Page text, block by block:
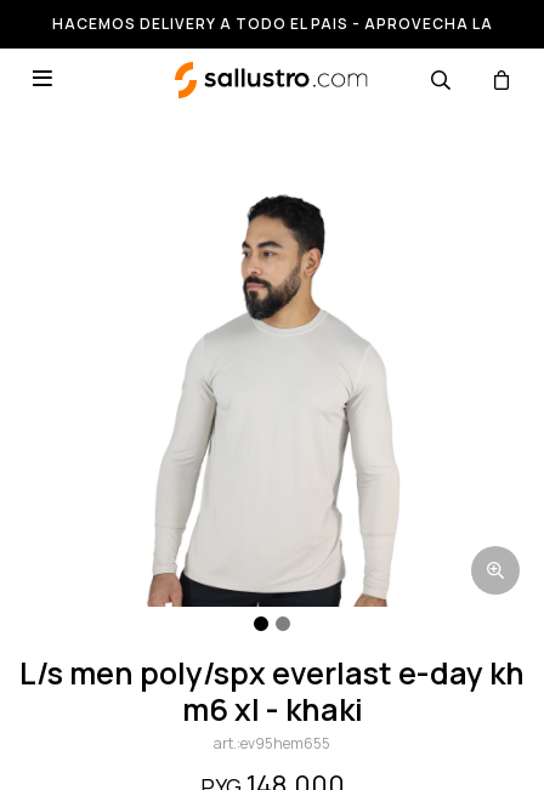
HACEMOS DELIVERY A TODO EL PAIS - APROVECHA LA
RUNNING HASTA 50% OFF

l/s men poly/spx everlast e-day kh
m6 xl - khaki
ev95hem655